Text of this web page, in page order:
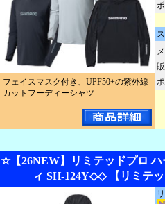
フェイスマスク付き、UPF50+の紫外線
カットフーディーシャツ
☆【26NEW】リミテッドプロ
ィ SH-124Y◇◇ 【リミテ